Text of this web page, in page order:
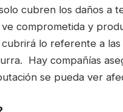
cubren los daños a
comprometida y
lo referente a
Hay compañías
se pueda ver